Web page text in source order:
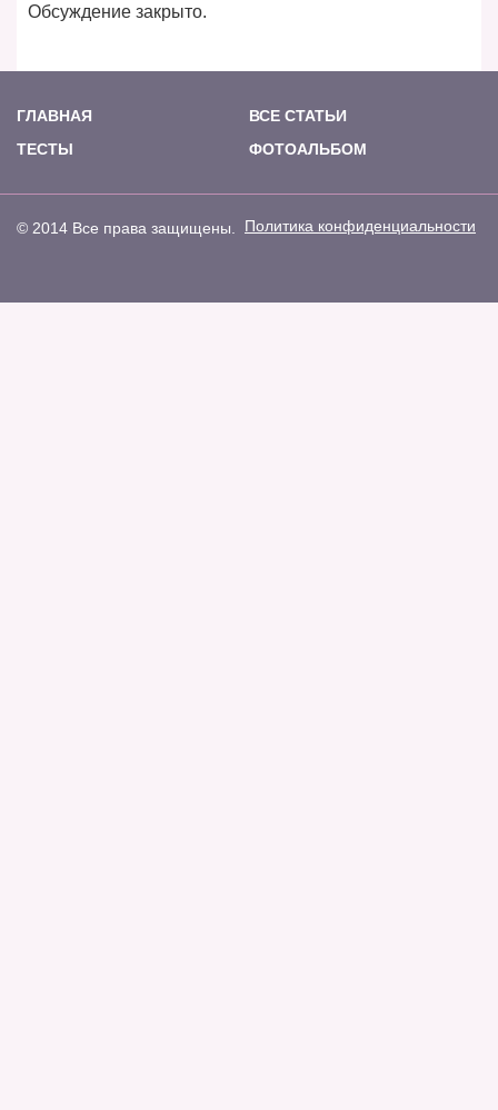
Обсуждение закрыто.
ГЛАВНАЯ
ВСЕ СТАТЬИ
ТЕСТЫ
ФОТОАЛЬБОМ
© 2014 Все права защищены. Политика конфиденциальности